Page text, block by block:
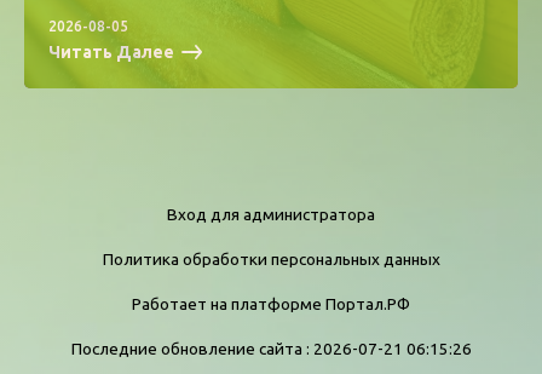
Читать Далее
2026-08-05
Вход для администратора
Политика обработки персональных данных
Работает на платформе Портал.РФ
Последние обновление сайта : 2026-07-21 06:15:26